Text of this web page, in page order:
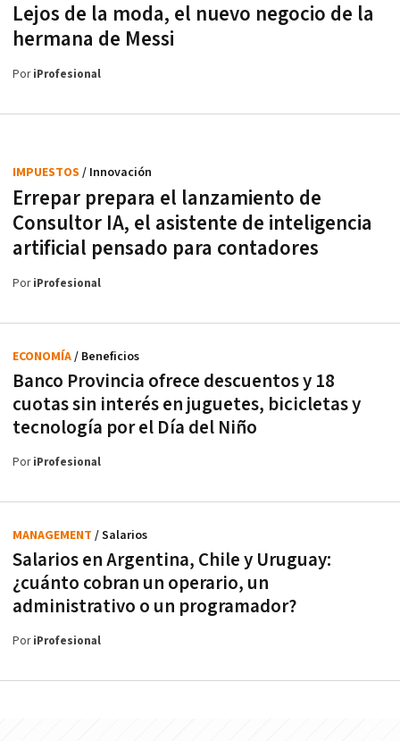
Lejos de la moda, el nuevo negocio de la
hermana de Messi
PoriProfesional
Errepar prepara el lanzamiento de
Consultor IA, el asistente de inteligencia
artificial pensado para contadores
IMPUESTOS / Innovación
PoriProfesional
Banco Provincia ofrece descuentos y 18
cuotas sin interés en juguetes, bicicletas y
tecnología por el Día del Niño
ECONOMÍA/ Beneficios
PoriProfesional
Salarios en Argentina, Chile y Uruguay:
¿cuánto cobran un operario, un
administrativo o un programador?
MANAGEMENT / Salarios
PoriProfesional